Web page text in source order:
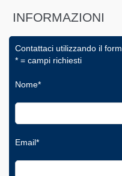
INFORMAZIONI
Contattaci utilizzando il
* = campi richiesti
Nome*
Email*